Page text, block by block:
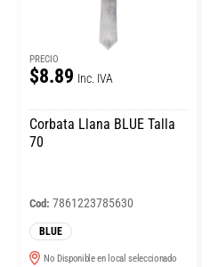
PRECIO
$8.89 Inc. IVA
Corbata Llana BLUE Talla
70
Cod: 7861223785630
BLUE
No Disponible en local seleccionado